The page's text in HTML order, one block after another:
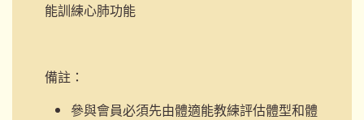
能訓練心肺功能
備註：
參與會員必須先由體適能教練評估體型和體